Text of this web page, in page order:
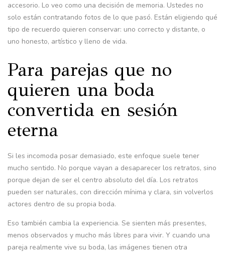
accesorio. Lo veo como una decisión de memoria. Ustedes no
solo están contratando fotos de lo que pasó. Están eligiendo qué
tipo de recuerdo quieren conservar: uno correcto y distante, o
uno honesto, artístico y lleno de vida.
Para parejas que no
quieren una boda
convertida en sesión
eterna
Si les incomoda posar demasiado, este enfoque suele tener
mucho sentido. No porque vayan a desaparecer los retratos, sino
porque dejan de ser el centro absoluto del día. Los retratos
pueden ser naturales, con dirección mínima y clara, sin volverlos
actores dentro de su propia boda.
Eso también cambia la experiencia. Se sienten más presentes,
menos observados y mucho más libres para vivir. Y cuando una
pareja realmente vive su boda, las imágenes tienen otra